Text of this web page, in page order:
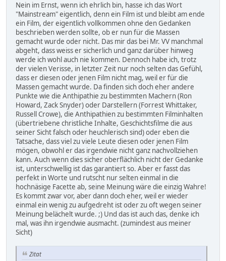
Nein im Ernst, wenn ich ehrlich bin, hasse ich das Wort
"Mainstream" eigentlich, denn ein Film ist und bleibt am ende
ein Film, der eigentlich vollkommen ohne den Gedanken
beschrieben werden sollte, ob er nun für die Massen
gemacht wurde oder nicht. Das mir das bei Mr. VV manchmal
abgeht, dass weiss er sicherlich und ganz darüber hinweg
werde ich wohl auch nie kommen. Dennoch habe ich, trotz
der vielen Verisse, in letzter Zeit nur noch selten das Gefühl,
dass er diesen oder jenen Film nicht mag, weil er für die
Massen gemacht wurde. Da finden sich doch eher andere
Punkte wie die Anthipathie zu bestimmten Machern (Ron
Howard, Zack Snyder) oder Darstellern (Forrest Whittaker,
Russell Crowe), die Anthipathien zu bestimmten Filminhalten
(übertriebene christliche Inhalte, Geschichtsfilme die aus
seiner Sicht falsch oder heuchlerisch sind) oder eben die
Tatsache, dass viel zu viele Leute diesen oder jenen Film
mögen, obwohl er das irgendwie nicht ganz nachvollziehen
kann. Auch wenn dies sicher oberflächlich nicht der Gedanke
ist, unterschwellig ist das garantiert so. Aber er fasst das
perfekt in Worte und rutscht nur selten einmal in die
hochnäsige Facette ab, seine Meinung wäre die einzig Wahre!
Es kommt zwar vor, aber dann doch eher, weil er wieder
einmal ein wenig zu aufgedreht ist oder zu oft wegen seiner
Meinung belächelt wurde. ;) Und das ist auch das, denke ich
mal, was ihn irgendwie ausmacht. (zumindest aus meiner
Sicht)
Zitat